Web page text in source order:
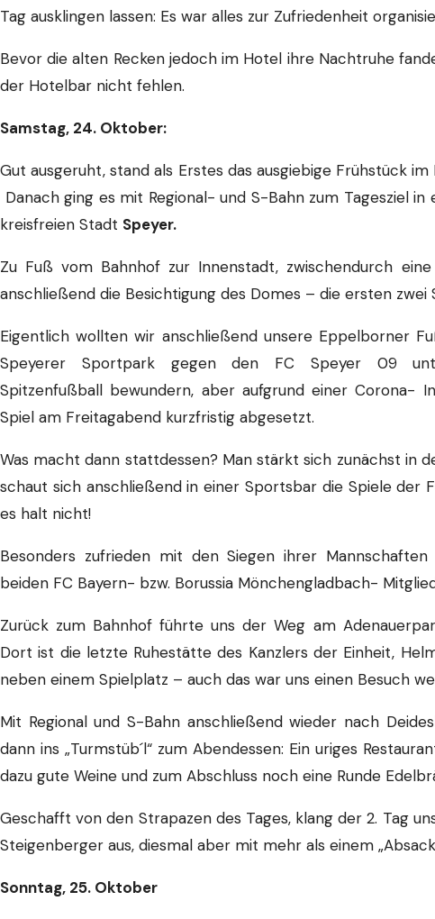
Tag ausklingen lassen: Es war alles zur Zufriedenheit
Bevor die alten Recken jedoch im Hotel ihre Nachtruhe
der Hotelbar nicht fehlen.
Samstag, 24. Oktober:
Gut ausgeruht, stand als Erstes das ausgiebige Frühstück
Danach ging es mit Regional- und S-Bahn zum Tagesziel
kreisfreien Stadt Speyer.
Zu Fuß vom Bahnhof zur Innenstadt, zwischendurch
anschließend die Besichtigung des Domes – die ersten
Eigentlich wollten wir anschließend unsere Eppelborner
Speyerer Sportpark gegen den FC Speyer 09
Spitzenfußball bewundern, aber aufgrund einer Corona-
Spiel am Freitagabend kurzfristig abgesetzt.
Was macht dann stattdessen? Man stärkt sich zunächst in
schaut sich anschließend in einer Sportsbar die Spiele der
es halt nicht!
Besonders zufrieden mit den Siegen ihrer
beiden FC Bayern- bzw. Borussia Mönchengladbach-
Zurück zum Bahnhof führte uns der Weg am
Dort ist die letzte Ruhestätte des Kanzlers der Einheit,
neben einem Spielplatz – auch das war uns einen Besuch
Mit Regional und S-Bahn anschließend wieder nach
dann ins „Turmstüb´l“ zum Abendessen: Ein uriges
dazu gute Weine und zum Abschluss noch eine Runde
Geschafft von den Strapazen des Tages, klang der 2. Tag
Steigenberger aus, diesmal aber mit mehr als einem
Sonntag, 25. Oktober